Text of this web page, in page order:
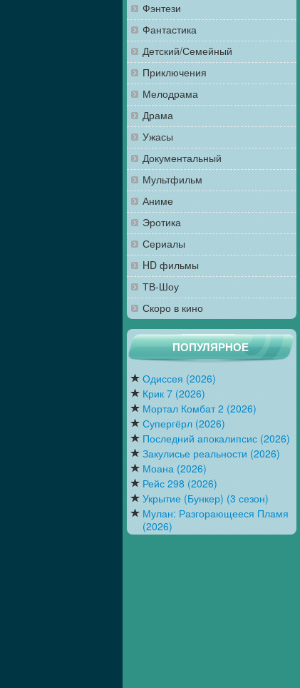
Фэнтези
Фантастика
Детский/Семейный
Приключения
Мелодрама
Драма
Ужасы
Документальный
Мультфильм
Аниме
Эротика
Сериалы
HD фильмы
ТВ-Шоу
Скоро в кино
ПОПУЛЯРНОЕ
Одиссея (2026)
Крик 7 (2026)
Мортал Комбат 2 (2026)
Супергёрл (2026)
Последний апокалипсис (2026)
Закулисье реальности (2026)
Моана (2026)
Рейс 298 (2026)
Укрытие (Бункер) (3 сезон)
Мулан: Разгорающееся Пламя
(2026)